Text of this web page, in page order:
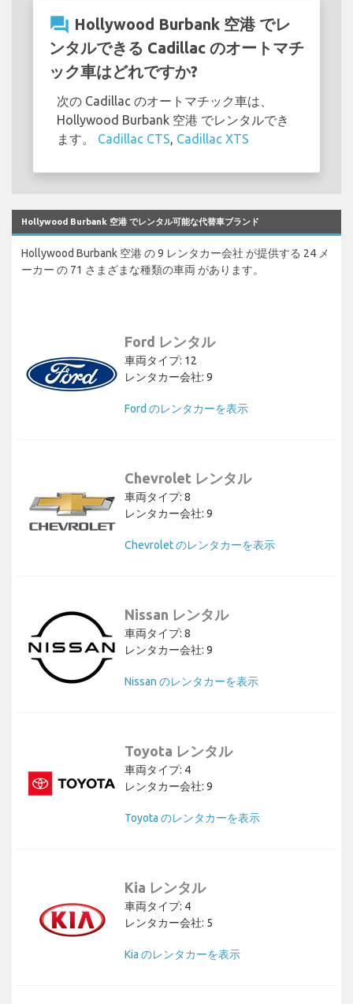
question_answer Hollywood Burbank 空港 でレ
ンタルできる Cadillac のオートマチ
ック車はどれですか?
次の Cadillac のオートマチック車は、
Hollywood Burbank 空港 でレンタルでき
ます。 Cadillac CTS Cadillac XTS
Hollywood Burbank 空港 でレンタル可能な代替車ブランド
Hollywood Burbank 空港 の 9 レンタカー会社 が提供する 24 メ
ーカー の 71 さまざまな種類の車両 があります。
Ford レンタル
車両タイプ: 12
レンタカー会社: 9
Ford のレンタカーを表示
Chevrolet レンタル
車両タイプ: 8
レンタカー会社: 9
Chevrolet のレンタカーを表示
Nissan レンタル
車両タイプ: 8
レンタカー会社: 9
Nissan のレンタカーを表示
Toyota レンタル
車両タイプ: 4
レンタカー会社: 9
Toyota のレンタカーを表示
Kia レンタル
車両タイプ: 4
レンタカー会社: 5
Kia のレンタカーを表示